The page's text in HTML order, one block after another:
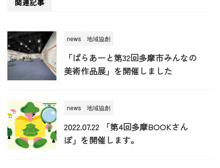
関連記事
news 地域協創
「ぱらあーと第32回多摩市みんなの
美術作品展」を開催しました
news 地域協創
2022.07.22 「第4回多摩BOOKさん
ぽ」を開催します。